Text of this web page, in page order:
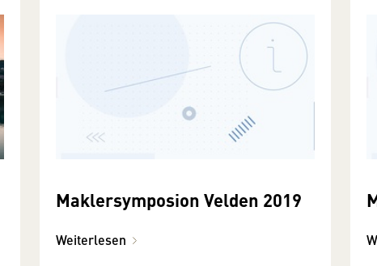
Maklersymposion Velden 2019
Weiterlesen